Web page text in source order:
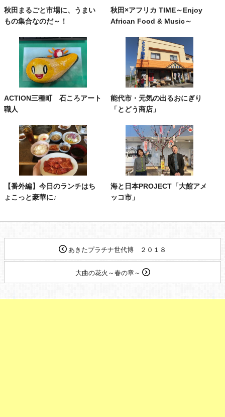
秋田まるごと市場に、うまい
もの集合なのだ～！
秋田×アフリカ TIME～Enjoy
African Food & Music～
ACTION三種町 石ころアート
職人
能代市・元気の出るおにぎり
「とどう商店」
【番外編】今日のランチはち
ょこっと豪華に♪
海と日本PROJECT「大館アメ
ッコ市」
あきたプラチナ世代博 ２０１８
大曲の花火～春の章～